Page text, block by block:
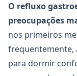
O refluxo
preocupações
nos primeiros
frequentemente,
para dormir